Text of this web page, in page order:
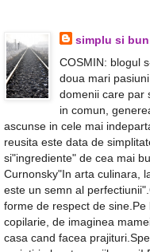
simplu si bun
COSMIN: blogul
doua mari
domenii care par
in comun,
ascunse in cele mai
reusita este data de
si"ingrediente" de cea mai
Curnonsky"In arta culinara,
este un semn al
forme de respect de
copilarie, de imaginea
casa cand facea